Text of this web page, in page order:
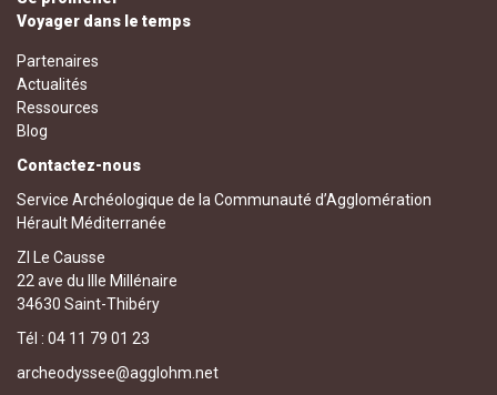
Voyager dans le temps
Partenaires
Actualités
Ressources
Blog
Contactez-nous
Service Archéologique de la Communauté d’Agglomération
Hérault Méditerranée
ZI Le Causse
22 ave du IIIe Millénaire
34630 Saint-Thibéry
Tél : 04 11 79 01 23
archeodyssee@agglohm.net